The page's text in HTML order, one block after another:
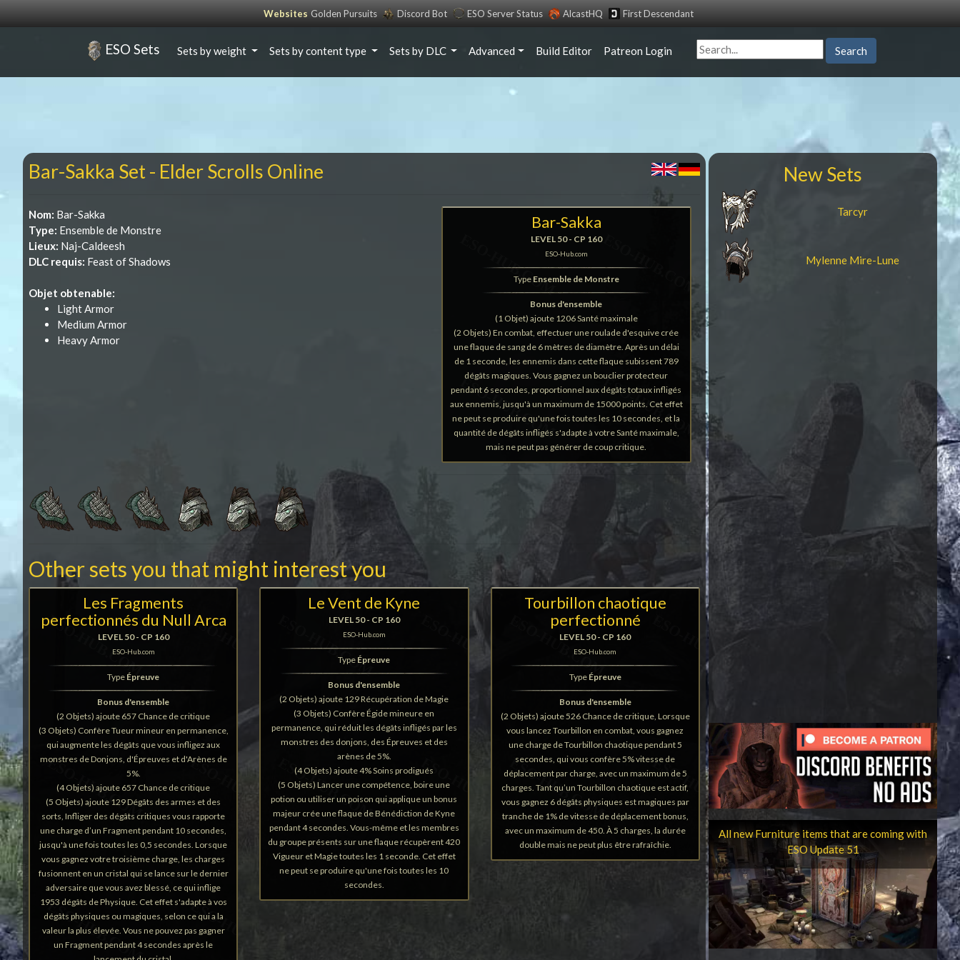
Websites Golden Pursuits Discord Bot ESO Server Status AlcastHQ First Descendant
ESO Sets Sets by weight Sets by content type Sets by DLC Advanced Build Editor Patreon Login Search
Bar-Sakka Set - Elder Scrolls Online
Bar-Sakka
LEVEL 50 - CP 160
ESO-Hub.com
Type Ensemble de Monstre
Bonus d'ensemble
(1 Objet) ajoute 1206 Santé maximale
(2 Objets) En combat, effectuer une roulade d'esquive crée
une flaque de sang de 6 mètres de diamètre. Après un délai
de 1 seconde, les ennemis dans cette flaque subissent 789
dégâts magiques. Vous gagnez un bouclier protecteur
pendant 6 secondes, proportionnel aux dégâts totaux infligés
aux ennemis, jusqu'à un maximum de 15000 points. Cet effet
ne peut se produire qu'une fois toutes les 10 secondes, et la
quantité de dégâts infligés s'adapte à votre Santé maximale,
mais ne peut pas générer de coup critique.
Nom: Bar-Sakka
Type: Ensemble de Monstre
Lieux: Naj-Caldeesh
DLC requis: Feast of Shadows
Objet obtenable:
Light Armor
Medium Armor
Heavy Armor
Other sets you that might interest you
Les Fragments
perfectionnés du Null Arca
LEVEL 50 - CP 160
ESO-Hub.com
Type Épreuve
Bonus d'ensemble
(2 Objets) ajoute 657 Chance de critique
(3 Objets) Confère Tueur mineur en permanence,
qui augmente les dégâts que vous infligez aux
monstres de Donjons, d'Épreuves et d'Arènes de
5%.
(4 Objets) ajoute 657 Chance de critique
(5 Objets) ajoute 129 Dégâts des armes et des
sorts, Infliger des dégâts critiques vous rapporte
une charge d’un Fragment pendant 10 secondes,
jusqu'à une fois toutes les 0,5 secondes. Lorsque
vous gagnez votre troisième charge, les charges
fusionnent en un cristal qui se lance sur le dernier
adversaire que vous avez blessé, ce qui inflige
1953 dégâts de Physique. Cet effet s'adapte à vos
dégâts physiques ou magiques, selon ce qui a la
valeur la plus élevée. Vous ne pouvez pas gagner
un Fragment pendant 4 secondes après le
Le Vent de Kyne
LEVEL 50 - CP 160
ESO-Hub.com
Type Épreuve
Bonus d'ensemble
(2 Objets) ajoute 129 Récupération de Magie
(3 Objets) Confère Égide mineure en
permanence, qui réduit les dégâts infligés par les
monstres des donjons, des Épreuves et des
arènes de 5%.
(4 Objets) ajoute 4% Soins prodigués
(5 Objets) Lancer une compétence, boire une
potion ou utiliser un poison qui applique un bonus
majeur crée une flaque de Bénédiction de Kyne
pendant 4 secondes. Vous-même et les membres
du groupe présents sur une flaque récupèrent 420
Vigueur et Magie toutes les 1 seconde. Cet effet
ne peut se produire qu'une fois toutes les 10
secondes.
Tourbillon chaotique
perfectionné
LEVEL 50 - CP 160
ESO-Hub.com
Type Épreuve
Bonus d'ensemble
(2 Objets) ajoute 526 Chance de critique, Lorsque
vous lancez Tourbillon en combat, vous gagnez
une charge de Tourbillon chaotique pendant 5
secondes, qui vous confère 5% vitesse de
déplacement par charge, avec un maximum de 5
charges. Tant qu’un Tourbillon chaotique est actif,
vous gagnez 6 dégâts physiques est magiques par
tranche de 1% de vitesse de déplacement bonus,
avec un maximum de 450. À 5 charges, la durée
double mais ne peut plus être rafraîchie.
New Sets
Tarcyr
Mylenne Mire-Lune
All new Furniture items that are coming with
ESO Update 51